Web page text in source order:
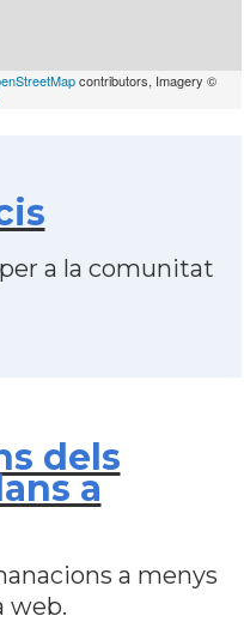
contributors, Imagery ©
a la comunitat
dels
a
a menys
web.